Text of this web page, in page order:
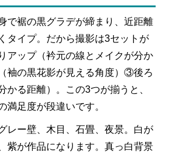
で裾の黒グラデが締まり、近距離
タイプ。だから撮影は3セットが
アップ（衿元の線とメイクが分か
袖の黒花影が見える角度）③後ろ
かる距離）。この3つが揃うと、
満足度が段違いです。
レー壁、木目、石畳、夜景。白が
紫が作品になります。真っ白背景